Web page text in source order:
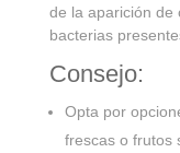
de la aparición de
bacterias
Consejo:
Opta por
frescas o frutos